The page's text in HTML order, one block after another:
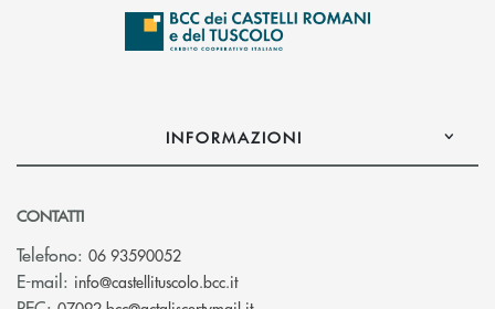
INFORMAZIONI
CONTATTI
Telefono: 06 93590052
E-mail: info@castellituscolo.bcc.it(si apre l’app di posta elettronica)